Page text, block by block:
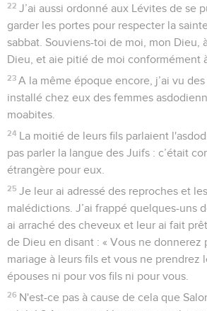
22 J’ai aussi ordonné aux Lévites de se
garder les portes pour respecter la
sabbat. Souviens-toi de moi, mon Dieu,
Dieu, et aie pitié de moi conformément
23 A la même époque encore, j’ai vu
installé chez eux des femmes
moabites.
24 La moitié de leurs fils parlaient
pas parler la langue des Juifs : c’était
étrangère pour eux.
25 Je leur ai adressé des reproches et
malédictions. J’ai frappé quelques-uns
ai arraché des cheveux et leur ai fait
de Dieu en disant : « Vous ne donnerez
mariage à leurs fils et vous ne prendrez
épouses ni pour vos fils ni pour vous.
26 N'est-ce pas à cause de cela que